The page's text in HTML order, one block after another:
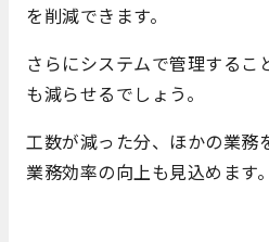
を削減できます。
さらにシステムで管理するこ
も減らせるでしょう。
工数が減った分、ほかの業務
業務効率の向上も見込めます。